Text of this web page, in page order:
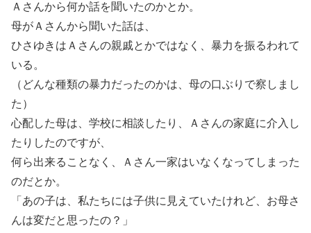
Ａさんから何か話を聞いたのかとか。
母がＡさんから聞いた話は、
ひさゆきはＡさんの親戚とかではなく、暴力を振るわれて
いる。
（どんな種類の暴力だったのかは、母の口ぶりで察しまし
た）
心配した母は、学校に相談したり、Ａさんの家庭に介入し
たりしたのですが、
何ら出来ることなく、Ａさん一家はいなくなってしまった
のだとか。
「あの子は、私たちには子供に見えていたけれど、お母さ
んは変だと思ったの？」